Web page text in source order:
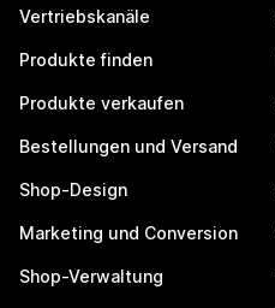
Vertriebskanäle
Produkte finden
Produkte verkaufen
Bestellungen und Versand
Shop-Design
Marketing und Conversion
Shop-Verwaltung